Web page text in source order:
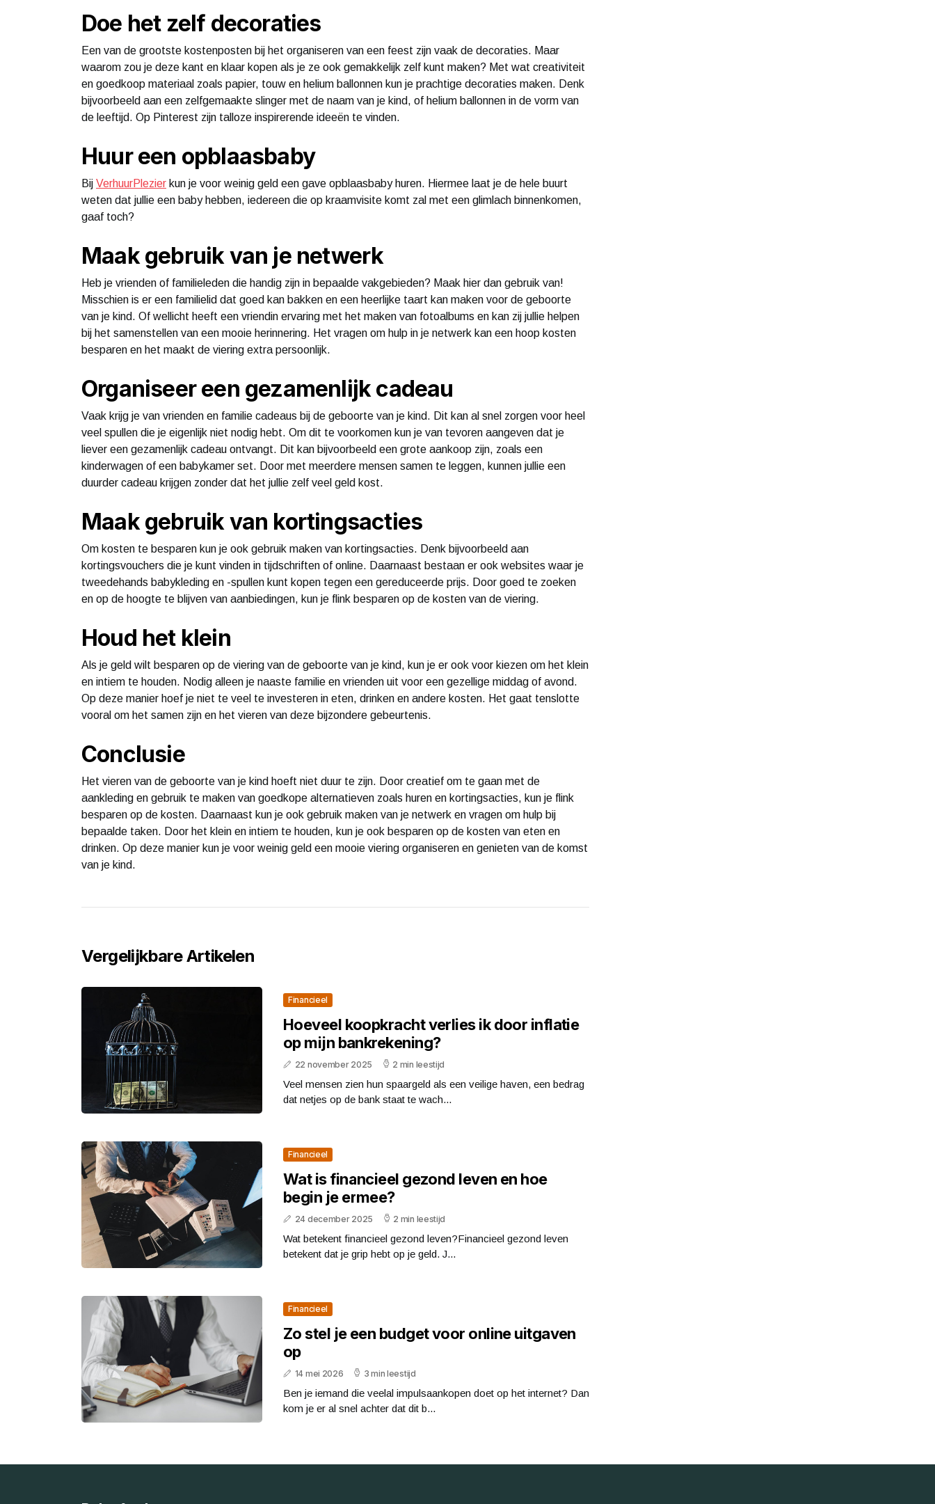
Doe het zelf decoraties
Een van de grootste kostenposten bij het organiseren van een feest zijn vaak de decoraties. Maar
waarom zou je deze kant en klaar kopen als je ze ook gemakkelijk zelf kunt maken? Met wat creativiteit
en goedkoop materiaal zoals papier, touw en helium ballonnen kun je prachtige decoraties maken. Denk
bijvoorbeeld aan een zelfgemaakte slinger met de naam van je kind, of helium ballonnen in de vorm van
de leeftijd. Op Pinterest zijn talloze inspirerende ideeën te vinden.
Huur een opblaasbaby
Bij VerhuurPlezier kun je voor weinig geld een gave opblaasbaby huren. Hiermee laat je de hele buurt
weten dat jullie een baby hebben, iedereen die op kraamvisite komt zal met een glimlach binnenkomen,
gaaf toch?
Maak gebruik van je netwerk
Heb je vrienden of familieleden die handig zijn in bepaalde vakgebieden? Maak hier dan gebruik van!
Misschien is er een familielid dat goed kan bakken en een heerlijke taart kan maken voor de geboorte
van je kind. Of wellicht heeft een vriendin ervaring met het maken van fotoalbums en kan zij jullie helpen
bij het samenstellen van een mooie herinnering. Het vragen om hulp in je netwerk kan een hoop kosten
besparen en het maakt de viering extra persoonlijk.
Organiseer een gezamenlijk cadeau
Vaak krijg je van vrienden en familie cadeaus bij de geboorte van je kind. Dit kan al snel zorgen voor heel
veel spullen die je eigenlijk niet nodig hebt. Om dit te voorkomen kun je van tevoren aangeven dat je
liever een gezamenlijk cadeau ontvangt. Dit kan bijvoorbeeld een grote aankoop zijn, zoals een
kinderwagen of een babykamer set. Door met meerdere mensen samen te leggen, kunnen jullie een
duurder cadeau krijgen zonder dat het jullie zelf veel geld kost.
Maak gebruik van kortingsacties
Om kosten te besparen kun je ook gebruik maken van kortingsacties. Denk bijvoorbeeld aan
kortingsvouchers die je kunt vinden in tijdschriften of online. Daarnaast bestaan er ook websites waar je
tweedehands babykleding en -spullen kunt kopen tegen een gereduceerde prijs. Door goed te zoeken
en op de hoogte te blijven van aanbiedingen, kun je flink besparen op de kosten van de viering.
Houd het klein
Als je geld wilt besparen op de viering van de geboorte van je kind, kun je er ook voor kiezen om het klein
en intiem te houden. Nodig alleen je naaste familie en vrienden uit voor een gezellige middag of avond.
Op deze manier hoef je niet te veel te investeren in eten, drinken en andere kosten. Het gaat tenslotte
vooral om het samen zijn en het vieren van deze bijzondere gebeurtenis.
Conclusie
Het vieren van de geboorte van je kind hoeft niet duur te zijn. Door creatief om te gaan met de
aankleding en gebruik te maken van goedkope alternatieven zoals huren en kortingsacties, kun je flink
besparen op de kosten. Daarnaast kun je ook gebruik maken van je netwerk en vragen om hulp bij
bepaalde taken. Door het klein en intiem te houden, kun je ook besparen op de kosten van eten en
drinken. Op deze manier kun je voor weinig geld een mooie viering organiseren en genieten van de komst
van je kind.
Vergelijkbare Artikelen
Financieel
Hoeveel koopkracht verlies ik door inflatie
op mijn bankrekening?
22 november 2025 2 min leestijd
Veel mensen zien hun spaargeld als een veilige haven, een bedrag
dat netjes op de bank staat te wach...
Financieel
Wat is financieel gezond leven en hoe
begin je ermee?
24 december 2025 2 min leestijd
Wat betekent financieel gezond leven?Financieel gezond leven
betekent dat je grip hebt op je geld. J...
Financieel
Zo stel je een budget voor online uitgaven
op
14 mei 2026 3 min leestijd
Ben je iemand die veelal impulsaankopen doet op het internet? Dan
kom je er al snel achter dat dit b...